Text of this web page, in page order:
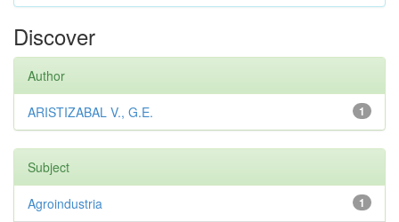
Discover
Author
1
ARISTIZABAL V., G.E.
Subject
1
Agroindustria